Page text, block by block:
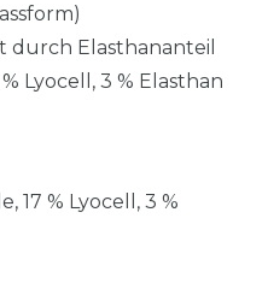
durch Elasthananteil
Lyocell, 3 % Elasthan
17 % Lyocell, 3 %